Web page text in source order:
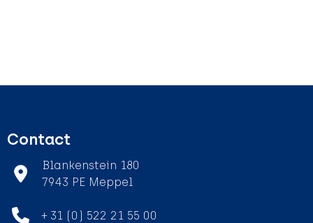
Contact
Blankenstein 180
7943 PE Meppel
+ 31 (0) 522 21 55 00